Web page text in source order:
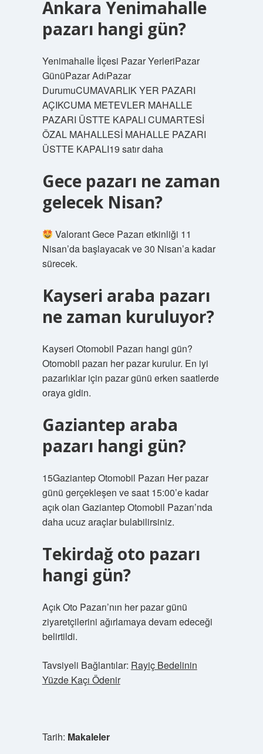
Ankara Yenimahalle
pazarı hangi gün?
Yenimahalle İlçesi Pazar YerleriPazar
GünüPazar AdıPazar
DurumuCUMAVARLIK YER PAZARI
AÇIKCUMA METEVLER MAHALLE
PAZARI ÜSTTE KAPALI CUMARTESİ
ÖZAL MAHALLESİ MAHALLE PAZARI
ÜSTTE KAPALI19 satır daha
Gece pazarı ne zaman
gelecek Nisan?
Valorant Gece Pazarı etkinliği 11
Nisan’da başlayacak ve 30 Nisan’a kadar
sürecek.
Kayseri araba pazarı
ne zaman kuruluyor?
Kayseri Otomobil Pazarı hangi gün?
Otomobil pazarı her pazar kurulur. En iyi
pazarlıklar için pazar günü erken saatlerde
oraya gidin.
Gaziantep araba
pazarı hangi gün?
15Gaziantep Otomobil Pazarı Her pazar
günü gerçekleşen ve saat 15:00’e kadar
açık olan Gaziantep Otomobil Pazarı’nda
daha ucuz araçlar bulabilirsiniz.
Tekirdağ oto pazarı
hangi gün?
Açık Oto Pazarı’nın her pazar günü
ziyaretçilerini ağırlamaya devam edeceği
belirtildi.
Tavsiyeli Bağlantılar: Rayiç Bedelinin
Yüzde Kaçı Ödenir
Tarih: Makaleler